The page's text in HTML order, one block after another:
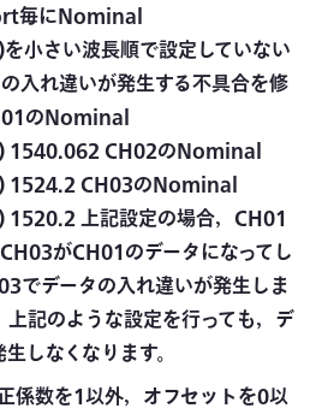
毎にNominal
さい波長順で設定していない
入れ違いが発生する不具合を修
のNominal
CH02のNominal
CH03のNominal
上記設定の場合，CH01
がCH01のデータになってし
でデータの入れ違いが発生しま
上記のような設定を行っても，デ
しなくなります。
係数を1以外，オフセットを0以